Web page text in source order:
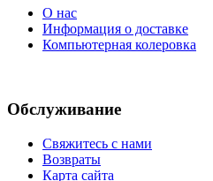
О нас
Информация о доставке
Компьютерная колеровка
Обслуживание
Свяжитесь с нами
Возвраты
Карта сайта